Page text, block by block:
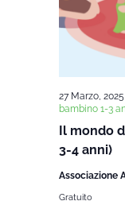
Il mondo
3-4 anni)
27 Marzo,
bambino 1-3
Associazione
Gratuito